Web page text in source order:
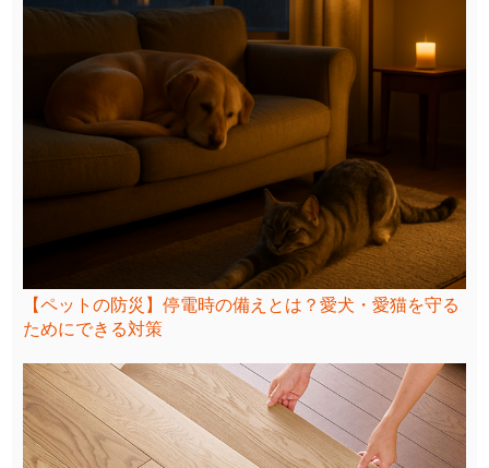
【ペットの防災】停電時の備えとは？愛犬・愛猫を守る
ためにできる対策